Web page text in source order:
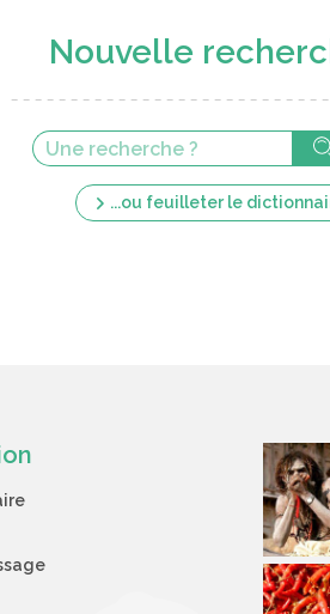
Nouvelle
...ou feuilleter le